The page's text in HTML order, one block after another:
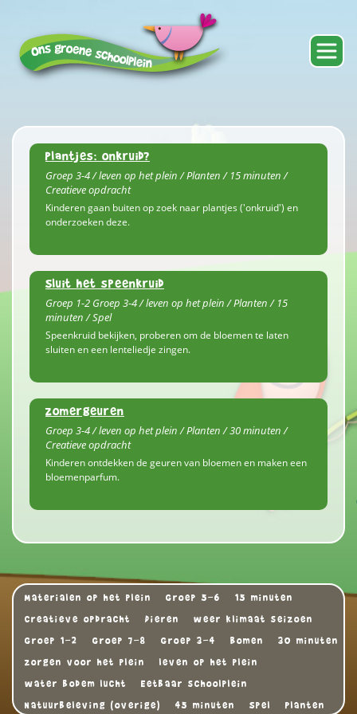
Plantjes: onkruid?
Groep 3-4 / leven op het plein / Planten / 15 minuten /
Creatieve opdracht
Kinderen gaan buiten op zoek naar plantjes ('onkruid') en
onderzoeken deze.
Sluit het speenkruid
Groep 1-2 Groep 3-4 / leven op het plein / Planten / 15
minuten / Spel
Speenkruid bekijken, proberen om de bloemen te laten
sluiten en een lenteliedje zingen.
Zomergeuren
Groep 3-4 / leven op het plein / Planten / 30 minuten /
Creatieve opdracht
Kinderen ontdekken de geuren van bloemen en maken een
bloemenparfum.
Materialen op het plein Groep 5-6
15 minuten
Creatieve opdracht
Dieren
weer klimaat seizoen
Groep 1-2
Groep 7-8 Groep 3-4 Bomen
30 minuten
zorgen voor het plein
leven op het plein
water bodem lucht
Eetbaar schoolplein
Natuurbeleving (overige)
45 minuten Spel Planten